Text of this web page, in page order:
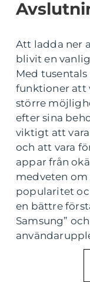
Att ladda ner
blivit en
Med
funktioner att
större
efter sina
viktigt att
och att vara
appar från
medveten om
popularitet
en bättre
Samsung”